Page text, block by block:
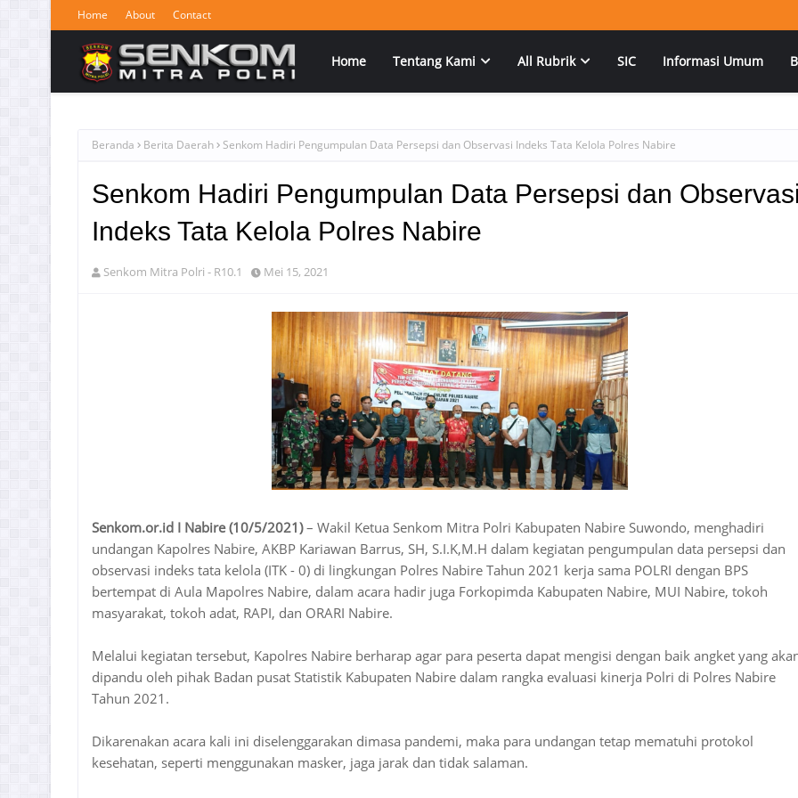
Home About Contact
Home Tentang Kami All Rubrik SIC Informasi Umum
Beranda Berita Daerah Senkom Hadiri Pengumpulan Data Persepsi dan Observasi Indeks Tata Kelola Polres Nabire
Senkom Hadiri Pengumpulan Data Persepsi dan
Indeks Tata Kelola Polres Nabire
Senkom Mitra Polri - R10.1 Mei 15, 2021
Senkom.or.id I Nabire (10/5/2021)– Wakil Ketua Senkom Mitra Polri Kabupaten Nabire Suwondo, menghadiri
undangan Kapolres Nabire, AKBP Kariawan Barrus, SH, S.I.K,M.H dalam kegiatan pengumpulan data persepsi dan
observasi indeks tata kelola (ITK - 0) di lingkungan Polres Nabire Tahun 2021 kerja sama POLRI dengan BPS
bertempat di Aula Mapolres Nabire, dalam acara hadir juga Forkopimda Kabupaten Nabire, MUI Nabire, tokoh
masyarakat, tokoh adat, RAPI, dan ORARI Nabire.
Melalui kegiatan tersebut, Kapolres Nabire berharap agar para peserta dapat mengisi dengan baik angket yang
dipandu oleh pihak Badan pusat Statistik Kabupaten Nabire dalam rangka evaluasi kinerja Polri di Polres Nabire
Tahun 2021.
Dikarenakan acara kali ini diselenggarakan dimasa pandemi, maka para undangan tetap mematuhi protokol
kesehatan, seperti menggunakan masker, jaga jarak dan tidak salaman.